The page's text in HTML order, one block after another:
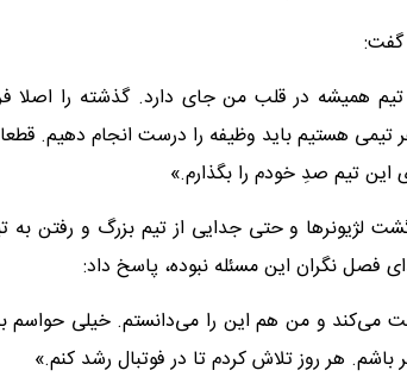
گفت:
تیم همیشه در قلب من جای دارد. گذشته را اصلا
هستیم باید وظیفه را درست انجام دهیم. قطعا
تیم صدِ خودم را بگذارم.»
لژیونرها و حتی جدایی از تیم بزرگ و رفتن
فصل نگران این مسئله نبوده، پاسخ داد:
می‌کند و من هم این را می‌دانستم. خیلی حواسم
باشم. هر روز تلاش کردم تا در فوتبال رشد کنم.»